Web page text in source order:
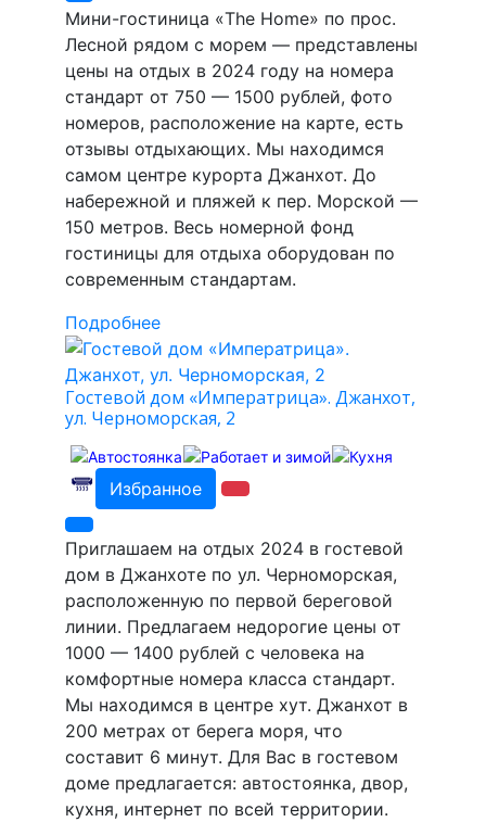
Мини-гостиница «The Home» по прос.
Лесной рядом с морем — представлены
цены на отдых в 2024 году на номера
стандарт от 750 — 1500 рублей, фото
номеров, расположение на карте, есть
отзывы отдыхающих. Мы находимся
самом центре курорта Джанхот. До
набережной и пляжей к пер. Морской —
150 метров. Весь номерной фонд
гостиницы для отдыха оборудован по
современным стандартам.
Подробнее
Гостевой дом «Императрица». Джанхот,
ул. Черноморская, 2
Избранное
Приглашаем на отдых 2024 в гостевой
дом в Джанхоте по ул. Черноморская,
расположенную по первой береговой
линии. Предлагаем недорогие цены от
1000 — 1400 рублей с человека на
комфортные номера класса стандарт.
Мы находимся в центре хут. Джанхот в
200 метрах от берега моря, что
составит 6 минут. Для Вас в гостевом
доме предлагается: автостоянка, двор,
кухня, интернет по всей территории.